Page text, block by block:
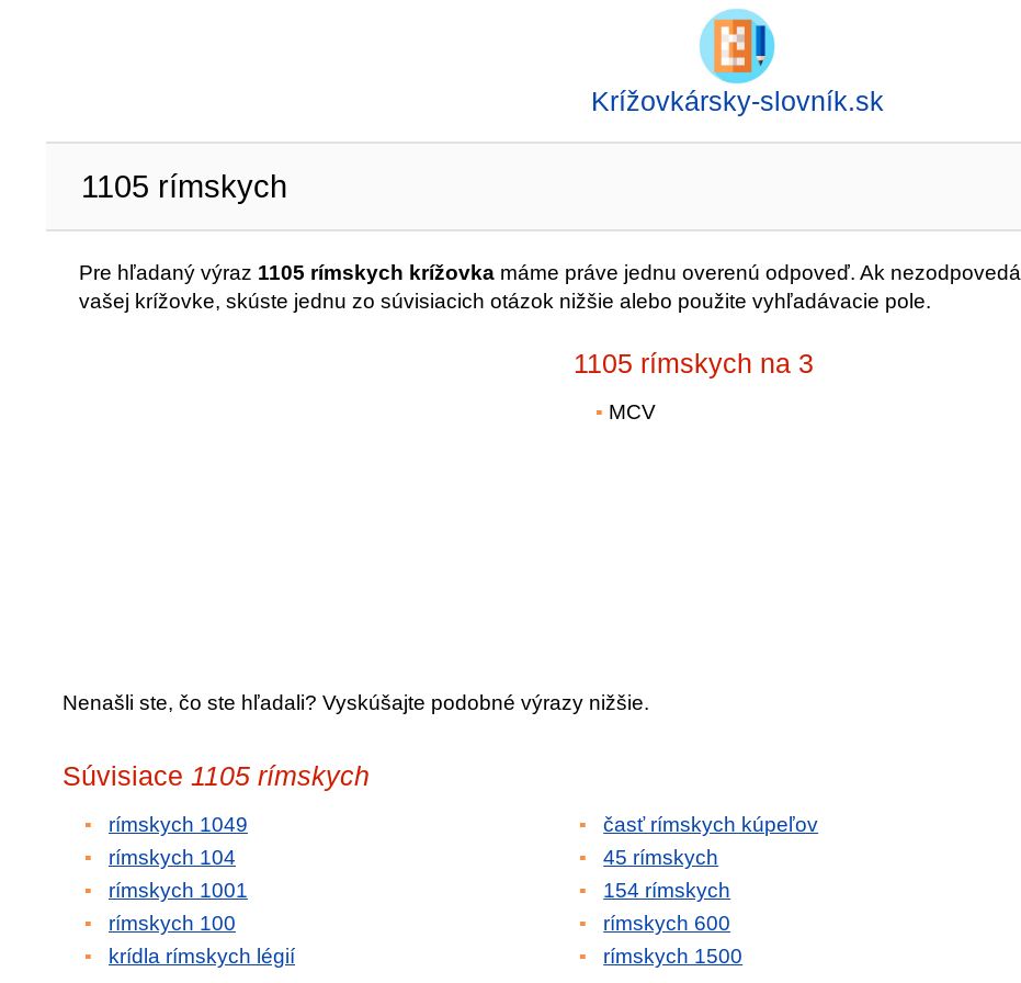
Krížovkársky-slovník.sk
1105 rímskych
Pre hľadaný výraz 1105 rímskych krížovka máme práve jednu overenú odpoveď. Ak nezodpovedá
vašej krížovke, skúste jednu zo súvisiacich otázok nižšie alebo použite vyhľadávacie pole.
1105 rímskych na 3
MCV
Nenašli ste, čo ste hľadali? Vyskúšajte podobné výrazy nižšie.
Súvisiace 1105 rímskych
rímskych 1049
rímskych 104
rímskych 1001
rímskych 100
krídla rímskych légií
časť rímskych kúpeľov
45 rímskych
154 rímskych
rímskych 600
rímskych 1500